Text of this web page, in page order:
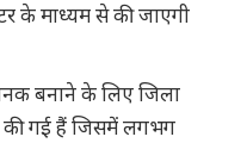
के माध्यम से की जाएगी
बनाने के लिए जिला
की गई हैं जिसमें लगभग